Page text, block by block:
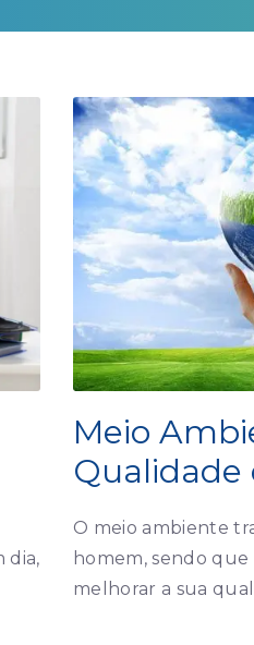
dia,
Meio
Qualidade
O meio ambiente
homem, sendo
melhorar a sua